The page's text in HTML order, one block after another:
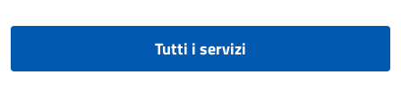
Tutti i servizi